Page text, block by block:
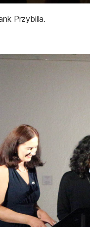
Przybilla.